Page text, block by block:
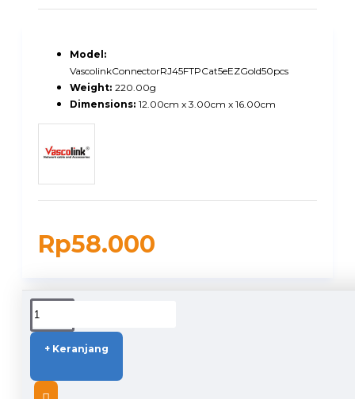
Rp58.000
Model:
VascolinkConnectorRJ45FTPCat5eEZGold50pcs
Weight: 220.00g
Dimensions: 12.00cm x 3.00cm x 16.00cm
+ Keranjang
DUKUNGAN PENGIRIMAN